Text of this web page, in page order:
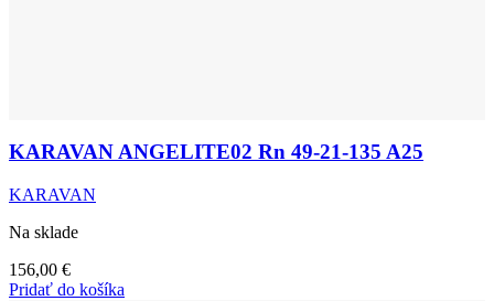
KARAVAN ANGELITE02 Rn 49-21-135 A25
KARAVAN
Na sklade
156,00 €
Pridať do košíka